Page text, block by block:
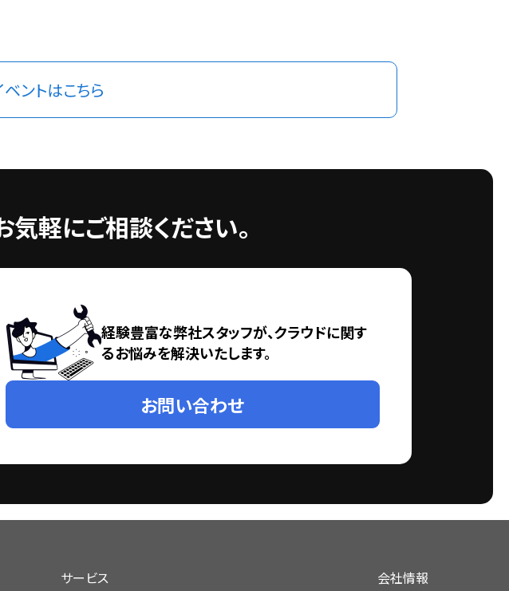
ントはこちら
気軽にご相談ください。
経験豊富な弊社スタッフが、クラウドに関す
るお悩みを解決いたします。
お問い合わせ
サービス
会社情報